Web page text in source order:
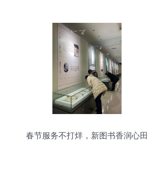
春节服务不打烊，新图书香润心田